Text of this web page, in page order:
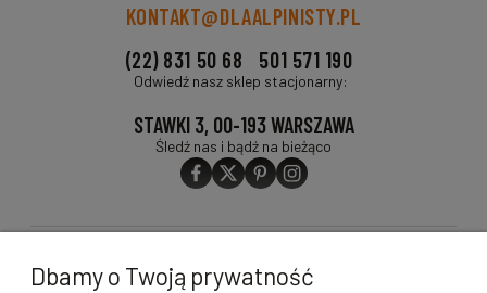
KONTAKT@DLAALPINISTY.PL
(22) 831 50 68
501 571 190
Odwiedź nasz sklep stacjonarny:
STAWKI 3, 00-193 WARSZAWA
Śledź nas i bądź na bieżąco
Dbamy o Twoją prywatność